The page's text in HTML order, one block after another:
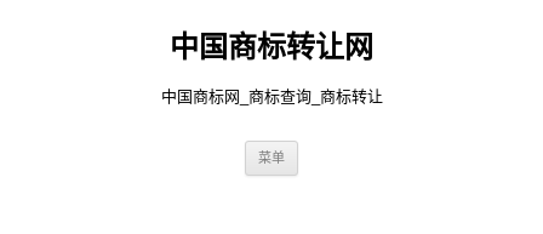
中国商标转让网
中国商标网_商标查询_商标转让
菜单